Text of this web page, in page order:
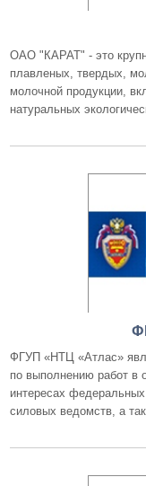
ОАО "КАРАТ" - это
плавленых, твердых,
молочной продукции,
натуральных
ФГУП «НТЦ «Атлас»
по выполнению работ в
интересах
силовых ведомств, а